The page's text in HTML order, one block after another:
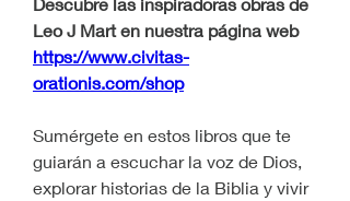
Leo J Mart en nuestra página web
https://www.civitas-
orationis.com/shop
Sumérgete en estos libros que te
guiarán a escuchar la voz de Dios,
explorar historias de la Biblia y vivir